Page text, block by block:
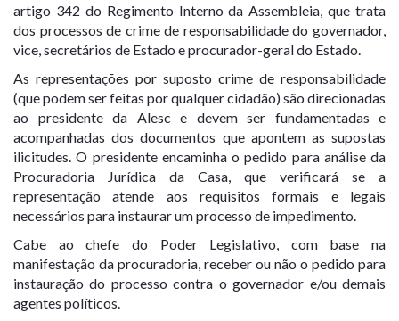
artigo 342 do Regimento Interno da Assembleia, que trata
dos processos de crime de responsabilidade do governador,
vice, secretários de Estado e procurador-geral do Estado.
As representações por suposto crime de responsabilidade
(que podem ser feitas por qualquer cidadão) são direcionadas
ao presidente da Alesc e devem ser fundamentadas e
acompanhadas dos documentos que apontem as supostas
ilicitudes. O presidente encaminha o pedido para análise da
Procuradoria Jurídica da Casa, que verificará se a
representação atende aos requisitos formais e legais
necessários para instaurar um processo de impedimento.
Cabe ao chefe do Poder Legislativo, com base na
manifestação da procuradoria, receber ou não o pedido para
instauração do processo contra o governador e/ou demais
agentes políticos.